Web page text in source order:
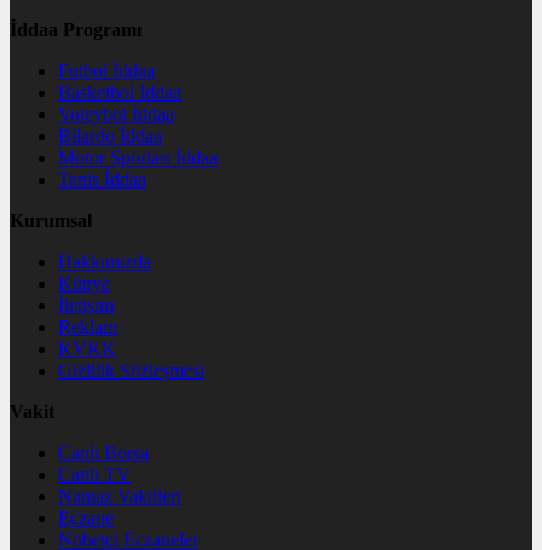
İddaa Programı
Futbol İddaa
Basketbol İddaa
Voleybol İddaa
Bilardo İddaa
Motor Sporları İddaa
Tenis İddaa
Kurumsal
Hakkımızda
Künye
İletişim
Reklam
KVKK
Gizlilik Sözleşmesi
Vakit
Canlı Borsa
Canlı TV
Namaz Vakitleri
Eczane
Nöbetçi Eczaneler